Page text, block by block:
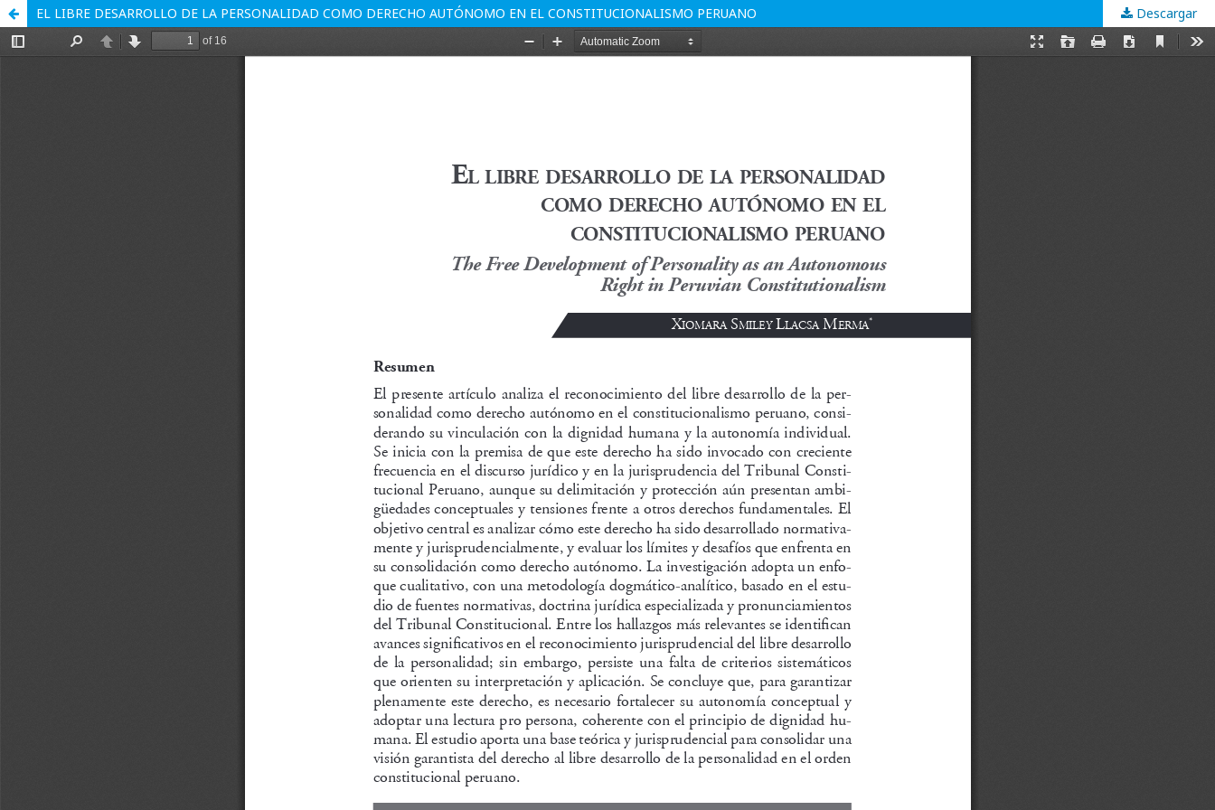
EL LIBRE DESARROLLO DE LA PERSONALIDAD COMO DERECHO AUTÓNOMO EN EL CONSTITUCIONALISMO PERUANO Descargar